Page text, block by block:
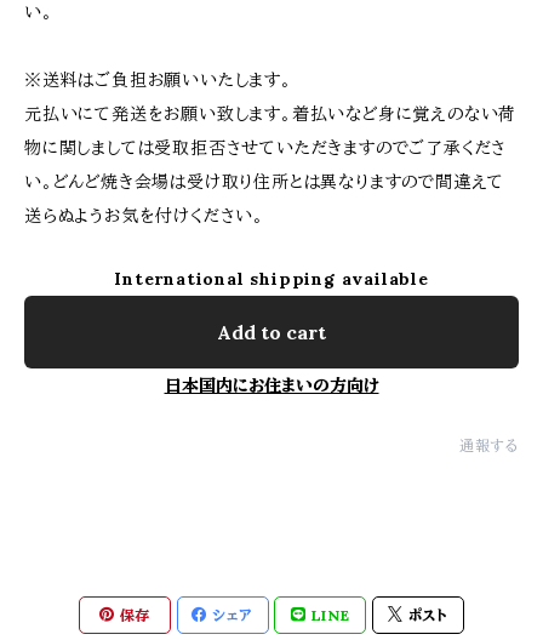
い。
※送料はご負担お願いいたします。
元払いにて発送をお願い致します。着払いなど身に覚えのない荷
物に関しましては受取拒否させていただきますのでご了承くださ
い。どんど焼き会場は受け取り住所とは異なりますので間違えて
送らぬようお気を付けください。
International shipping available
Add to cart
日本国内にお住まいの方向け
通報する
保存 シェア LINE ポスト